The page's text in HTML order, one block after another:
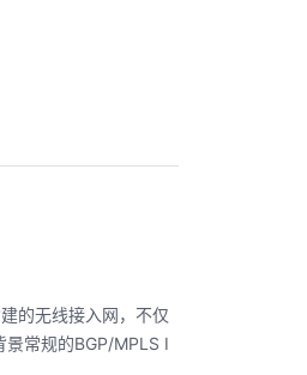
的无线接入网，不仅
常规的BGP/MPLS I